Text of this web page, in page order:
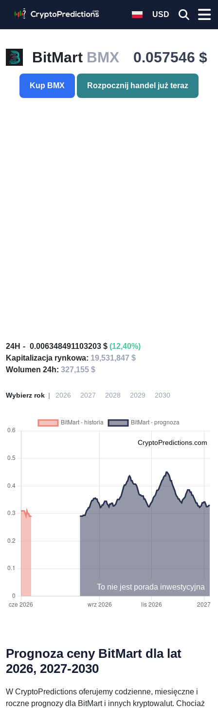
USD
BitMart BMX 0.057546 $
Kup BMX Rozpocznij handel już teraz
24H 0.006348491103203 $ (12,40%)
Kapitalizacja rynkowa: 19,531,847 $
Wolumen 24h: 327,155 $
Wybierz rok 2026 2027 2028 2029 2030
CryptoPredictions.com
To nie jest porada inwestycyjna
Prognoza ceny BitMart dla lat
2026, 2027-2030
W CryptoPredictions oferujemy codzienne, miesięczne i
roczne prognozy dla BitMart i innych kryptowalut. Chociaż